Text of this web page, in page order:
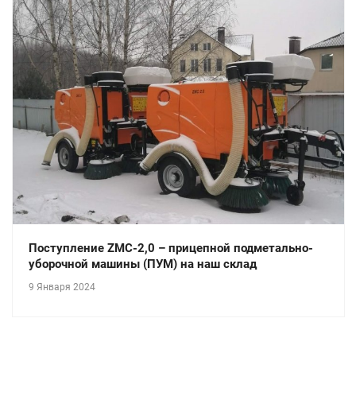
Поступление ZMC-2,0 – прицепной подметально-
уборочной машины (ПУМ) на наш склад
9 Января 2024